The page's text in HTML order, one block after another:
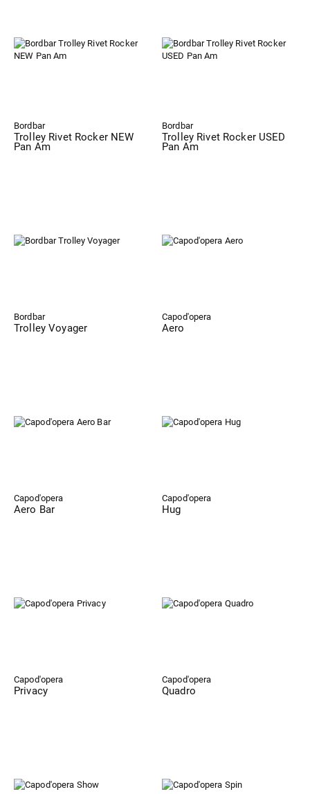
Bordbar
Trolley Rivet Rocker NEW
Pan Am
Bordbar
Trolley Rivet Rocker USED
Pan Am
Bordbar
Trolley Voyager
Capod'opera
Aero
Capod'opera
Aero Bar
Capod'opera
Hug
Capod'opera
Privacy
Capod'opera
Quadro